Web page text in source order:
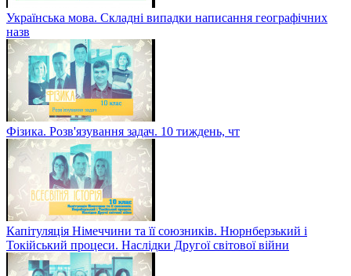
Українська мова. Складні випадки написання географічних
назв
Фізика. Розв'язування задач. 10 тиждень, чт
Капітуляція Німеччини та її союзників. Нюрнберзький і
Токійський процеси. Наслідки Другої світової війни